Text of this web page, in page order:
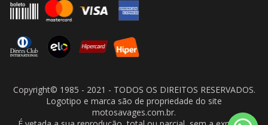
Copyright© 1985 - 2021 - TODOS OS DIREITOS RESERVADOS.
Logotipo e marca são de propriedade do site
motosavages.com.br.